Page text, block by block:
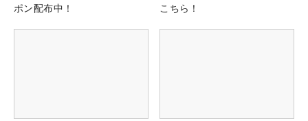
ポン配布中！
こちら！